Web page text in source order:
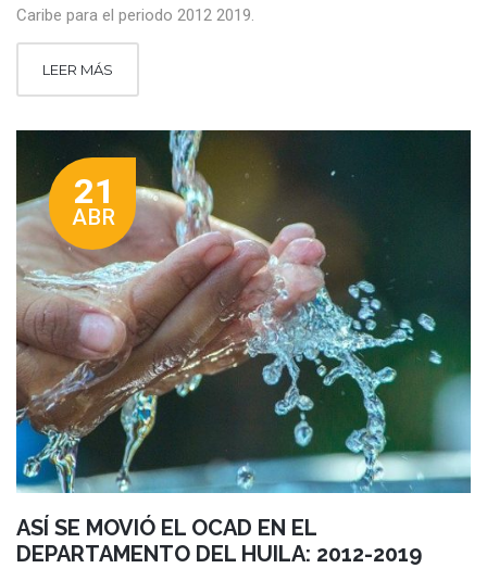
Caribe para el periodo 2012 2019.
LEER MÁS
21
ABR
ASÍ SE MOVIÓ EL OCAD EN EL
DEPARTAMENTO DEL HUILA: 2012-2019